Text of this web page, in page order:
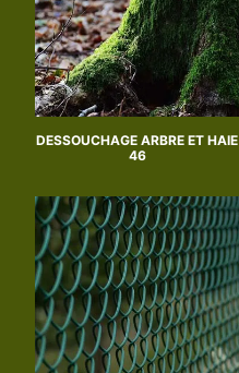
DESSOUCHAGE ARBRE ET HAIE
46